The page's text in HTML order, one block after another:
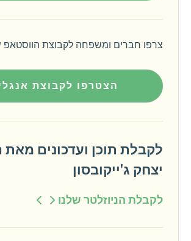
צרפו חברים ומשפחה לקבוצת הווסטאפ
הצטרפו לקבוצת
לקבלת תוכן ועדכונים מאת
יצחק ג'ייקובסון
לקבלת הניוזלטר שלנו